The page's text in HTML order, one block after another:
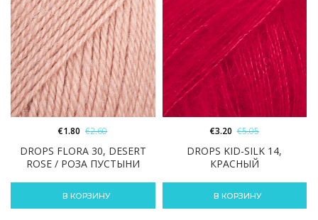
DROPS FLORA 30, DESERT
ROSE / РОЗА ПУСТЫНИ
€1.80 €2.60
В КОРЗИНУ
DROPS KID-SILK 14,
КРАСНЫЙ
€3.20 €5.05
В КОРЗИНУ